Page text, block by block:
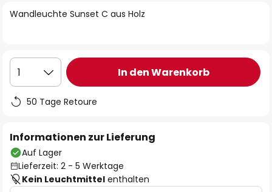
Wandleuchte Sunset C aus Holz
1 In den Warenkorb
50 Tage Retoure
Informationen zur Lieferung
Auf Lager
Lieferzeit: 2 - 5 Werktage
Kein Leuchtmittel enthalten